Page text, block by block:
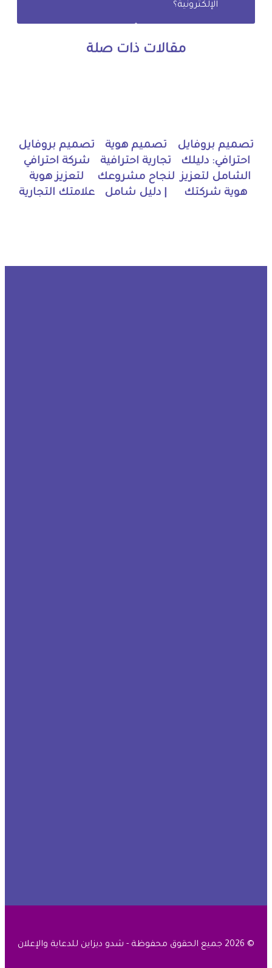
الإلكترونية؟
مقالات ذات صلة
تصميم بروفايل
احترافي: دليلك
الشامل لتعزيز
هوية شركتك
تصميم هوية
تجارية احترافية
لنجاح مشروعك
| دليل شامل
تصميم بروفايل
شركة احترافي
لتعزيز هوية
علامتك التجارية
© 2026 جميع الحقوق محفوظة - شدو ديزاين للدعاية والإعلان